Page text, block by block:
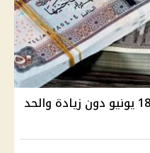
صرف مرتبات يونيو 2026 يبدأ 18 يونيو دون زيادة والحد